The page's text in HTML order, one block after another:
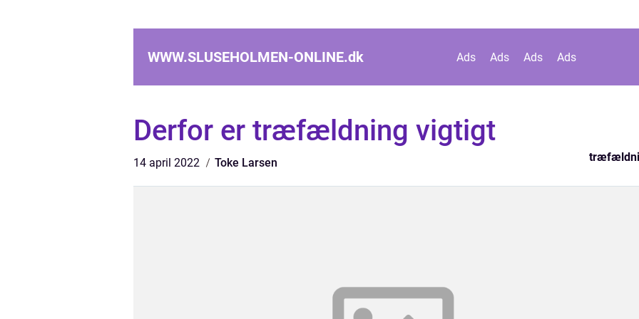
WWW.SLUSEHOLMEN-ONLINE.dk Ads Ads Ads Ads
Derfor er træfældning vigtigt
14 april 2022 Toke Larsen